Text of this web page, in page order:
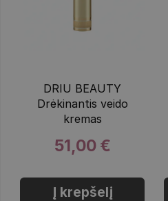
DRIU BEAUTY
Drėkinantis veido
kremas
51,00 €
Į krepšelį